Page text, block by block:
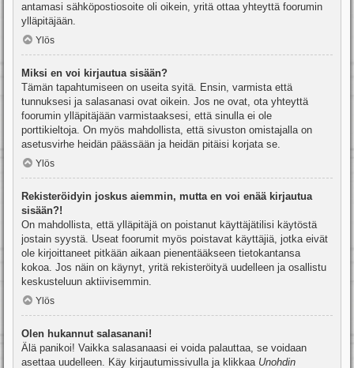
antamasi sähköpostiosoite oli oikein, yritä ottaa yhteyttä foorumin
ylläpitäjään.
Ylös
Miksi en voi kirjautua sisään?
Tämän tapahtumiseen on useita syitä. Ensin, varmista että
tunnuksesi ja salasanasi ovat oikein. Jos ne ovat, ota yhteyttä
foorumin ylläpitäjään varmistaaksesi, että sinulla ei ole
porttikieltoja. On myös mahdollista, että sivuston omistajalla on
asetusvirhe heidän päässään ja heidän pitäisi korjata se.
Ylös
Rekisteröidyin joskus aiemmin, mutta en voi enää kirjautua
sisään?!
On mahdollista, että ylläpitäjä on poistanut käyttäjätilisi käytöstä
jostain syystä. Useat foorumit myös poistavat käyttäjiä, jotka eivät
ole kirjoittaneet pitkään aikaan pienentääkseen tietokantansa
kokoa. Jos näin on käynyt, yritä rekisteröityä uudelleen ja osallistu
keskusteluun aktiivisemmin.
Ylös
Olen hukannut salasanani!
Älä panikoi! Vaikka salasanaasi ei voida palauttaa, se voidaan
asettaa uudelleen. Käy kirjautumissivulla ja klikkaa Unohdin